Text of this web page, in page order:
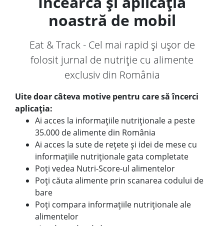
noastră de mobil
Eat & Track - Cel mai rapid și ușor de
folosit jurnal de nutriție cu alimente
exclusiv din România
Uite doar câteva motive pentru care să încerci
aplicația:
Ai acces la informațiile nutriționale a peste
35.000 de alimente din România
Ai acces la sute de rețete și idei de mese cu
informațiile nutriționale gata completate
Poți vedea Nutri-Score-ul alimentelor
Poți căuta alimente prin scanarea codului de
bare
Poți compara informațiile nutriționale ale
alimentelor